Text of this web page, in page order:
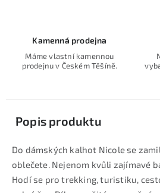
Kamenná prodejna
Máme vlastní kamennou
prodejnu v Českém Těšíně.
Popis produktu
Do dámských kalhot Nicole se
oblečete. Nejenom kvůli zajímavé
Hodí se pro trekking, turistiku,